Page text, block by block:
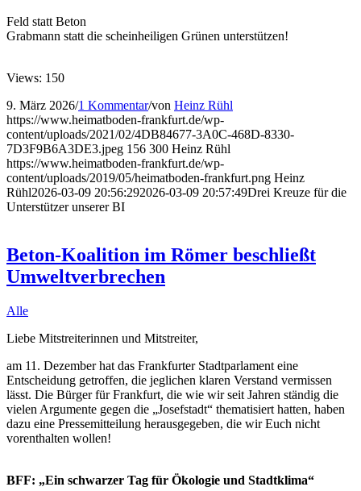
Feld statt Beton
Grabmann statt die scheinheiligen Grünen unterstützen!
Views: 150
9. März 2026/1 Kommentar/von Heinz Rühl
https://www.heimatboden-frankfurt.de/wp-
content/uploads/2021/02/4DB84677-3A0C-468D-8330-
7D3F9B6A3DE3.jpeg 156 300 Heinz Rühl
https://www.heimatboden-frankfurt.de/wp-
content/uploads/2019/05/heimatboden-frankfurt.png Heinz
Rühl2026-03-09 20:56:292026-03-09 20:57:49Drei Kreuze für die
Unterstützer unserer BI
Beton-Koalition im Römer beschließt
Umweltverbrechen
Alle
Liebe Mitstreiterinnen und Mitstreiter,
am 11. Dezember hat das Frankfurter Stadtparlament eine
Entscheidung getroffen, die jeglichen klaren Verstand vermissen
lässt. Die Bürger für Frankfurt, die wie wir seit Jahren ständig die
vielen Argumente gegen die „Josefstadt“ thematisiert hatten, haben
dazu eine Pressemitteilung herausgegeben, die wir Euch nicht
vorenthalten wollen!
BFF: „Ein schwarzer Tag für Ökologie und Stadtklima“